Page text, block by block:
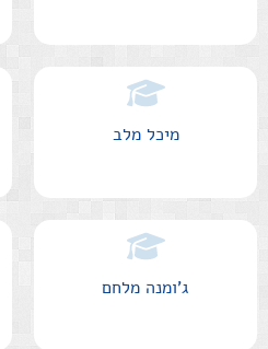
מיכל מלב
ג'ומנה מלחם